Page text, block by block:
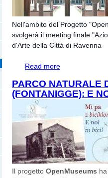
Nell'ambito del Progetto
svolgerà il meeting finale
d'Arte della Città di Ravenna
Read more
PARCO NATURALE
(FONTANIGGE): E
Il progettoOpenMuseums